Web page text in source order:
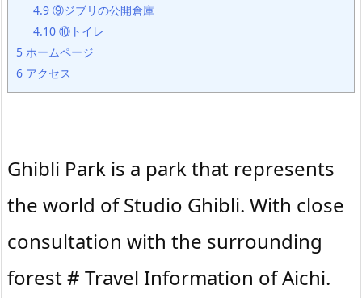
4.9 ⑨ジブリの公開倉庫
4.10 ⑩トイレ
5 ホームページ
6 アクセス
Ghibli Park is a park that represents
the world of Studio Ghibli. With close
consultation with the surrounding
forest # Travel Information of Aichi.